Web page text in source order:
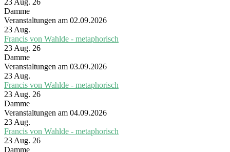
23 Aug. 26
Damme
Veranstaltungen am 02.09.2026
23Aug.
Francis von Wahlde - metaphorisch
23 Aug. 26
Damme
Veranstaltungen am 03.09.2026
23Aug.
Francis von Wahlde - metaphorisch
23 Aug. 26
Damme
Veranstaltungen am 04.09.2026
23Aug.
Francis von Wahlde - metaphorisch
23 Aug. 26
Damme